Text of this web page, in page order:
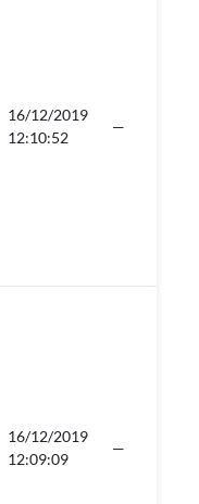
16/12/2019
12:10:52
—
16/12/2019
12:09:09
—